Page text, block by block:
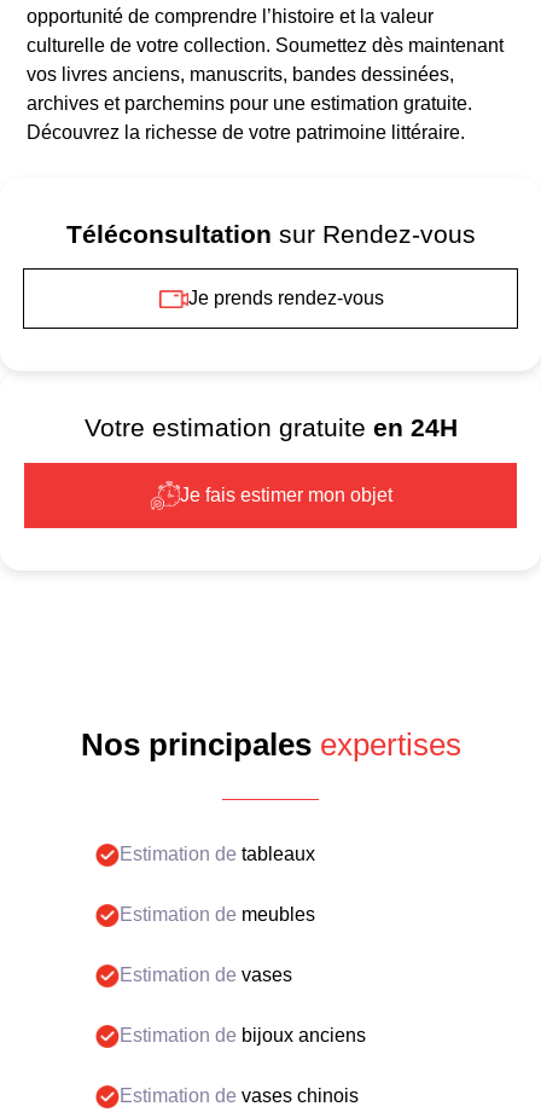
opportunité de comprendre l’histoire et la valeur
culturelle de votre collection. Soumettez dès maintenant
vos livres anciens, manuscrits, bandes dessinées,
archives et parchemins pour une estimation gratuite.
Découvrez la richesse de votre patrimoine littéraire.
Téléconsultation sur Rendez-vous
Je prends rendez-vous
Votre estimation gratuite en 24H
Je fais estimer mon objet
Nos principales expertises
Estimation de tableaux
Estimation de meubles
Estimation de vases
Estimation de bijoux anciens
Estimation de vases chinois